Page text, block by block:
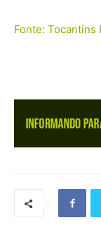
Fonte: Tocantins